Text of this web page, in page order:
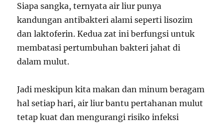
Siapa sangka, ternyata air liur punya
kandungan antibakteri alami seperti lisozim
dan laktoferin. Kedua zat ini berfungsi untuk
membatasi pertumbuhan bakteri jahat di
dalam mulut.
Jadi meskipun kita makan dan minum beragam
hal setiap hari, air liur bantu pertahanan mulut
tetap kuat dan mengurangi risiko infeksi